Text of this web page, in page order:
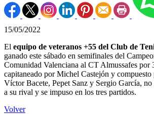
15/05/2022
El equipo de veteranos +55 del Club de
ganado este sábado en semifinales del
Comunidad Valenciana al CT Almussafes por
capitaneado por Michel Castejón y compuesto
Víctor Bacete, Pepet Sanz y Sergio García,
a su rival y se impuso en los tres partidos.
Volver